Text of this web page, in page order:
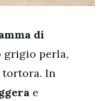
di
grigio perla,
In
e